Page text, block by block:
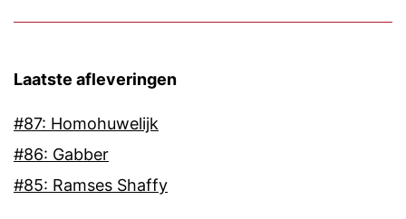
Laatste afleveringen
#87: Homohuwelijk
#86: Gabber
#85: Ramses Shaffy